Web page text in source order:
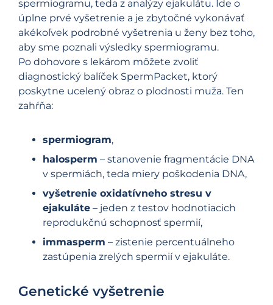
spermiogramu, teda z analýzy ejakulátu. Ide o
úplne prvé vyšetrenie a je zbytočné vykonávať
akékoľvek podrobné vyšetrenia u ženy bez toho,
aby sme poznali výsledky spermiogramu.
Po dohovore s lekárom môžete zvoliť
diagnostický balíček SpermPacket, ktorý
poskytne ucelený obraz o plodnosti muža. Ten
zahŕňa:
spermiogram,
halosperm – stanovenie fragmentácie DNA
v spermiách, teda miery poškodenia DNA,
vyšetrenie oxidatívneho stresu v
ejakuláte – jeden z testov hodnotiacich
reprodukčnú schopnosť spermií,
immasperm – zistenie percentuálneho
zastúpenia zrelých spermií v ejakuláte.
Genetické vyšetrenie